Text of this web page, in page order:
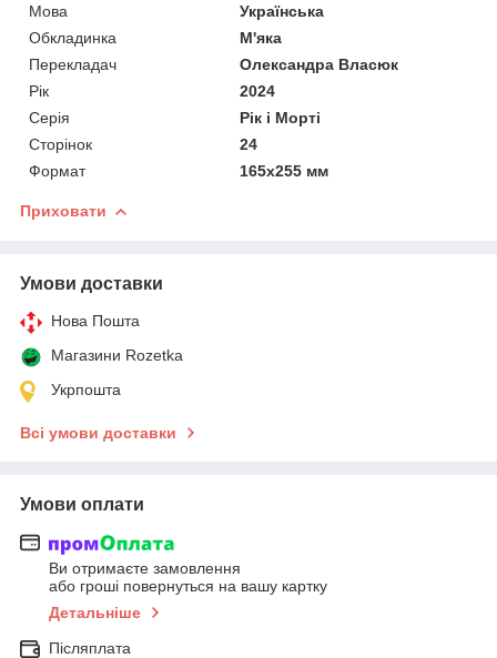
Мова
Українська
Обкладинка
М'яка
Перекладач
Олександра Власюк
Рік
2024
Серія
Рік і Морті
Сторінок
24
Формат
165х255 мм
Приховати
Умови доставки
Нова Пошта
Магазини Rozetka
Укрпошта
Всі умови доставки
Умови оплати
Ви отримаєте замовлення
або гроші повернуться на вашу картку
Детальніше
Післяплата